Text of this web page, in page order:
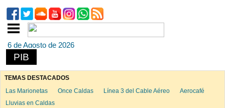
6 de Agosto de 2026
PIB
TEMAS DESTACADOS
Las Marionetas
Once Caldas Línea 3 del Cable Aéreo
Aerocafé
Lluvias en Caldas